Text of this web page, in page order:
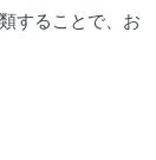
することで、お